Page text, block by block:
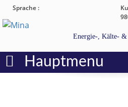
Sprache :
Energie-, Kälte-
Hauptmenu